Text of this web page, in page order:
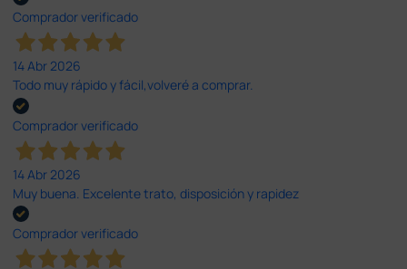
Comprador verificado
14 Abr 2026
Todo muy rápido y fácil,volveré a comprar.
Comprador verificado
14 Abr 2026
Muy buena. Excelente trato, disposición y rapidez
Comprador verificado